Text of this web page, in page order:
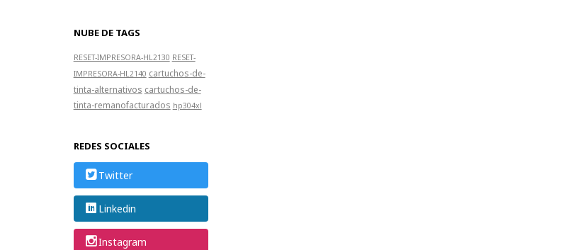
NUBE DE TAGS
RESET-IMPRESORA-HL2130 RESET-
IMPRESORA-HL2140 cartuchos-de-
tinta-alternativos cartuchos-de-
tinta-remanofacturados hp304xl
REDES SOCIALES
Twitter
Linkedin
Instagram